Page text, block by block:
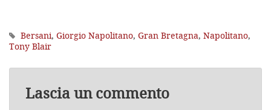
Bersani, Giorgio Napolitano, Gran Bretagna, Napolitano,
Tony Blair
Lascia un commento